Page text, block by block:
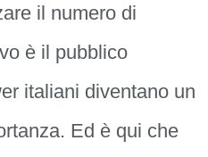
il numero di
è il pubblico
italiani diventano un
Ed è qui che